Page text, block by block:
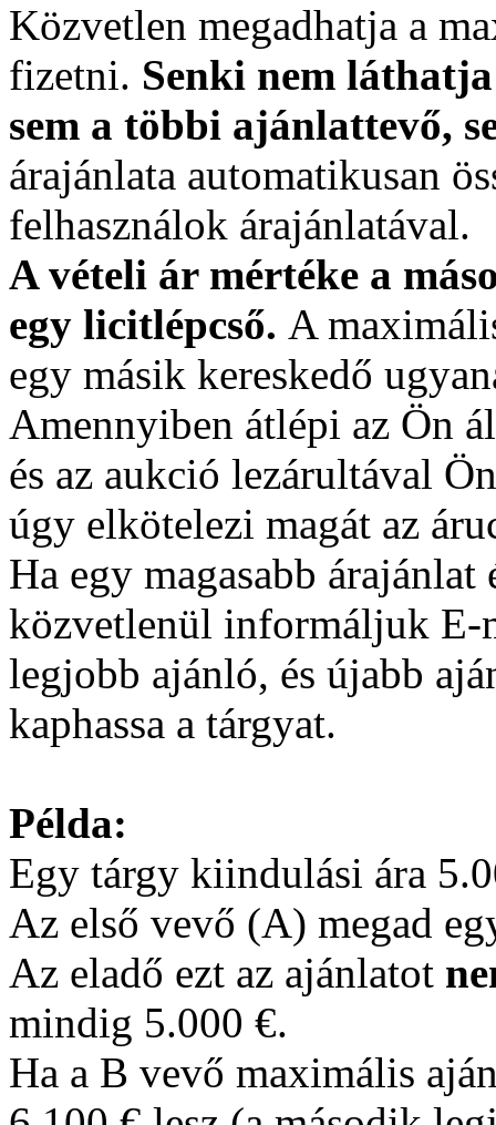
Közvetlen megadhatja a
fizetni. Senki nem
sem a többi ajánlattevő,
árajánlata automatikusan
felhasználok árajánlatával.
A vételi ár mértéke a
egy licitlépcső. A
egy másik kereskedő
Amennyiben átlépi az Ön
és az aukció lezárultával
úgy elkötelezi magát az
Ha egy magasabb
közvetlenül informáljuk E-
legjobb ajánló, és újabb
kaphassa a tárgyat.
Példa:
Egy tárgy kiindulási ára
Az első vevő (A) megad
Az eladő ezt az ajánlatot
mindig 5.000 €.
Ha a B vevő maximális